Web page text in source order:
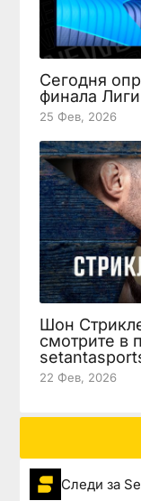
Сегодня
финала
25 Фев, 2026
Шон
смотрите в
22 Фев, 2026
Следи за